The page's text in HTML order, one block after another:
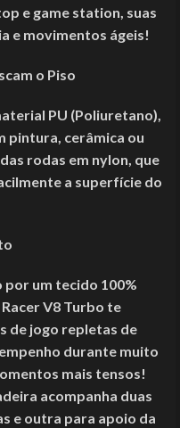
e game station, suas
e movimentos ágeis!
o Piso
PU (Poliuretano),
pintura, cerâmica ou
rodas em nylon, que
a superfície do
um tecido 100%
V8 Turbo te
de jogo repletas de
durante muito
mais tensos!
acompanha duas
e outra para apoio da